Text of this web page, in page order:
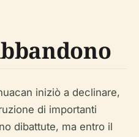
iniziò a declinare,
di importanti
dibattute, ma entro il